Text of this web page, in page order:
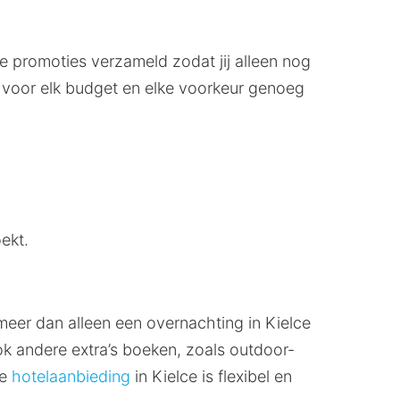
verzameld zodat jij alleen nog
elk budget en elke voorkeur genoeg
dan alleen een overnachting in Kielce
andere extra’s boeken, zoals outdoor-
hotelaanbieding in Kielce is flexibel en